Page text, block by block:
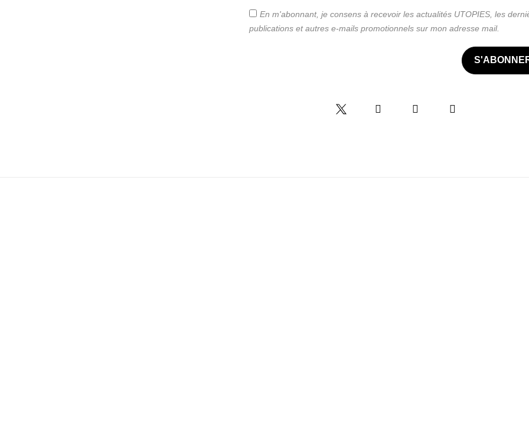
En m'abonnant, je consens à recevoir les actualités UTOPIES, les
publications et autres e-mails promotionnels sur mon adresse mail.